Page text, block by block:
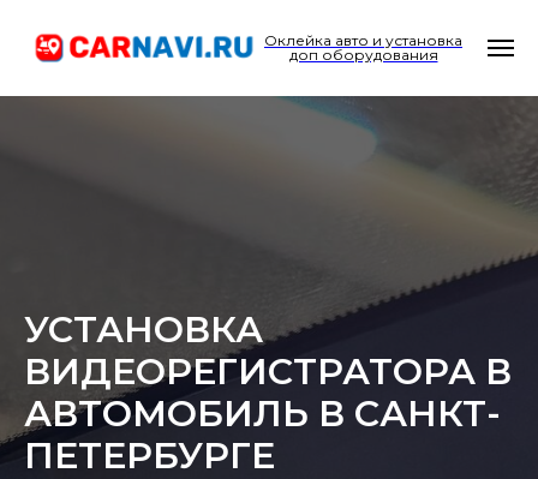
Оклейка авто и установка
доп оборудования
УСТАНОВКА
ВИДЕОРЕГИСТРАТОРА В
АВТОМОБИЛЬ В САНКТ-
ПЕТЕРБУРГЕ